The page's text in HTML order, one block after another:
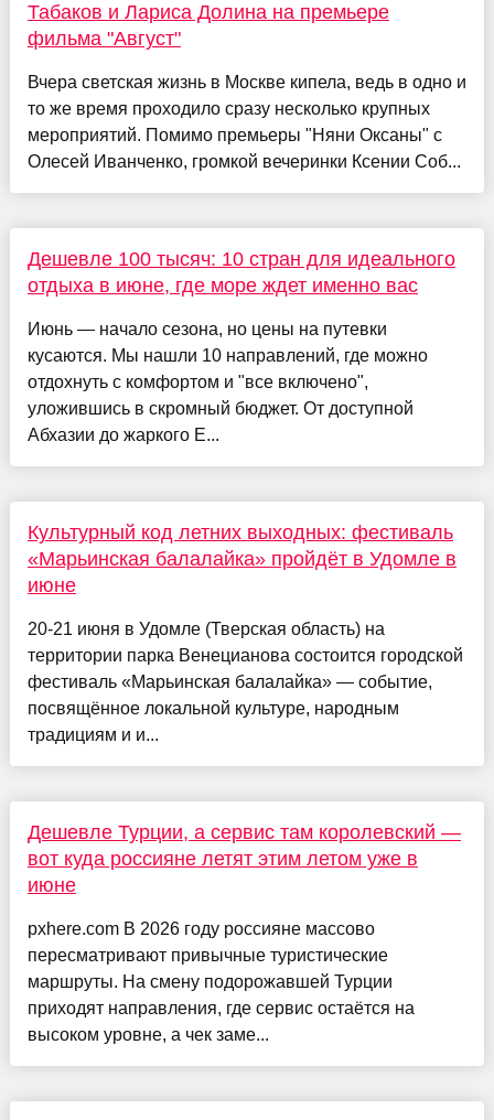
Табаков и Лариса Долина на премьере
фильма "Август"
Вчера светская жизнь в Москве кипела, ведь в одно и
то же время проходило сразу несколько крупных
мероприятий. Помимо премьеры "Няни Оксаны" с
Олесей Иванченко, громкой вечеринки Ксении Соб...
Дешевле 100 тысяч: 10 стран для идеального
отдыха в июне, где море ждет именно вас
Июнь — начало сезона, но цены на путевки
кусаются. Мы нашли 10 направлений, где можно
отдохнуть с комфортом и "все включено",
уложившись в скромный бюджет. От доступной
Абхазии до жаркого Е...
Культурный код летних выходных: фестиваль
«Марьинская балалайка» пройдёт в Удомле в
июне
20-21 июня в Удомле (Тверская область) на
территории парка Венецианова состоится городской
фестиваль «Марьинская балалайка» — событие,
посвящённое локальной культуре, народным
традициям и и...
Дешевле Турции, а сервис там королевский —
вот куда россияне летят этим летом уже в
июне
pxhere.com В 2026 году россияне массово
пересматривают привычные туристические
маршруты. На смену подорожавшей Турции
приходят направления, где сервис остаётся на
высоком уровне, а чек заме...